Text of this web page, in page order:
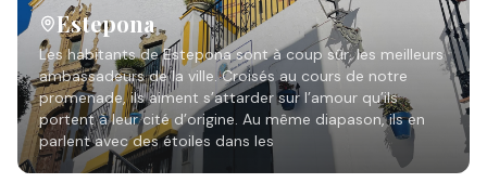
Estepona
Les habitants de Estepona sont à coup sûr, les meilleurs
ambassadeurs de la ville. Croisés au cours de notre
promenade, ils aiment s’attarder sur l’amour qu’ils
portent à leur cité d’origine. Au même diapason, ils en
parlent avec des étoiles dans les